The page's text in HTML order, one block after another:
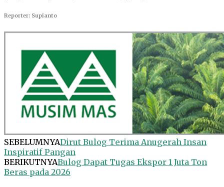
Reporter: Supianto
SEBELUMNYADirut Bulog Terima Anugerah Insan
Inspiratif Pangan
BERIKUTNYABulog Dapat Tugas Ekspor 1 Juta Ton
Beras pada 2026